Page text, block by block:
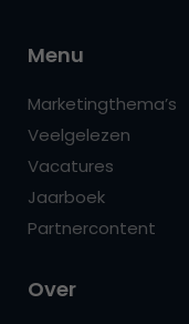
Menu
Marketingthema’s
Veelgelezen
Vacatures
Jaarboek
Partnercontent
Over